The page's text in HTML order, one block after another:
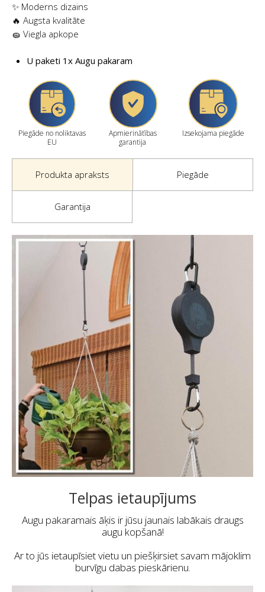
✨ Moderns dizains
🔥 Augsta kvalitāte
🧽 Viegla apkope
U paketi 1x Augu pakaram
Piegāde no noliktavas
EU
Apmierinātības
garantija
Izsekojama piegāde
Produkta apraksts Piegāde
Garantija
Telpas ietaupījums
Augu pakaramais āķis ir jūsu jaunais labākais draugs
augu kopšanā!
Ar to jūs ietaupīsiet vietu un piešķirsiet savam mājoklim
burvīgu dabas pieskārienu.